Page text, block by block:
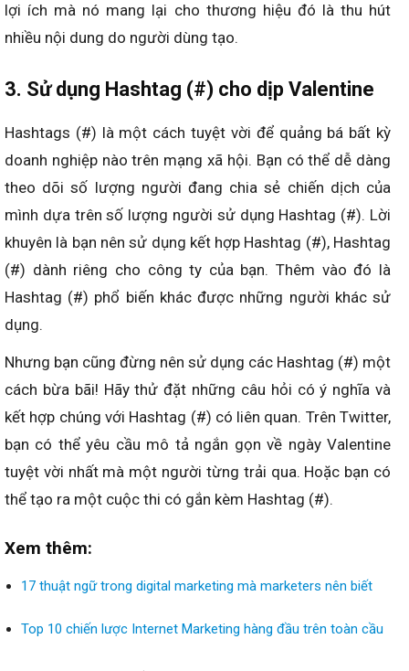
lợi ích mà nó mang lại cho thương hiệu đó là thu hút
nhiều nội dung do người dùng tạo.
3. Sử dụng Hashtag (#) cho dịp Valentine
Hashtags (#) là một cách tuyệt vời để quảng bá bất kỳ
doanh nghiệp nào trên mạng xã hội. Bạn có thể dễ dàng
theo dõi số lượng người đang chia sẻ chiến dịch của
mình dựa trên số lượng người sử dụng Hashtag (#). Lời
khuyên là bạn nên sử dụng kết hợp Hashtag (#), Hashtag
(#) dành riêng cho công ty của bạn. Thêm vào đó là
Hashtag (#) phổ biến khác được những người khác sử
dụng.
Nhưng bạn cũng đừng nên sử dụng các Hashtag (#) một
cách bừa bãi! Hãy thử đặt những câu hỏi có ý nghĩa và
kết hợp chúng với Hashtag (#) có liên quan. Trên Twitter,
bạn có thể yêu cầu mô tả ngắn gọn về ngày Valentine
tuyệt vời nhất mà một người từng trải qua. Hoặc bạn có
thể tạo ra một cuộc thi có gắn kèm Hashtag (#).
Xem thêm:
17 thuật ngữ trong digital marketing mà marketers nên biết
Top 10 chiến lược Internet Marketing hàng đầu trên toàn cầu